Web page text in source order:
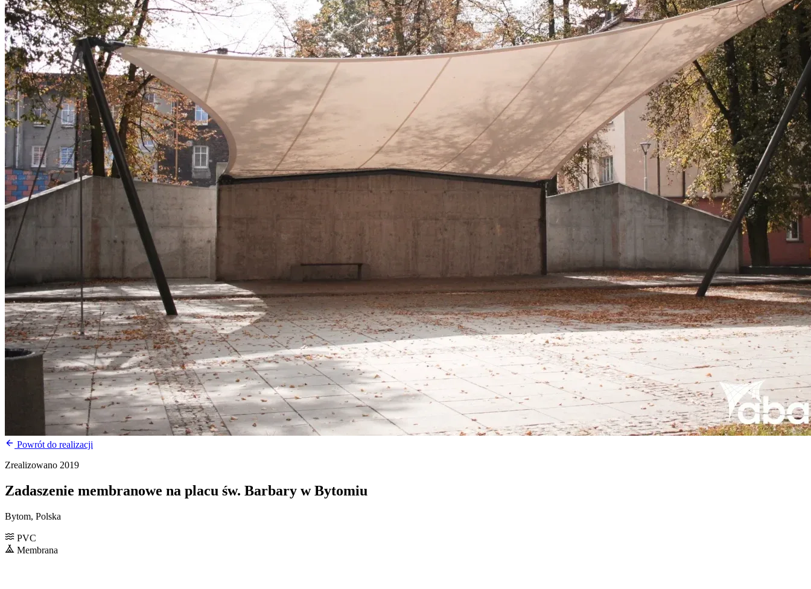
Powrót do realizacji
Zrealizowano 2019
Zadaszenie membranowe na placu św. Barbary w Bytomiu
Bytom, Polska
PVC
Membrana